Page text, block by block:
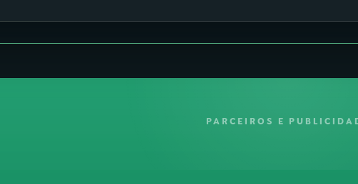
PARCEIROS E